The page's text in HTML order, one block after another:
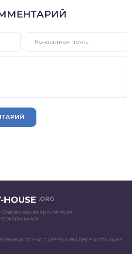
HOUSE .ORG
Современная архитектура
мира
только с указанием первоисточника